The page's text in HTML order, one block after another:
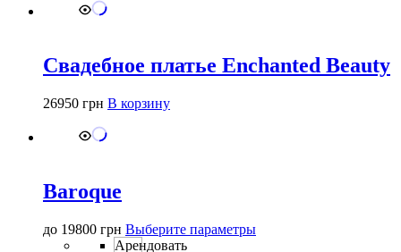
Свадебное платье Enchanted Beauty
26950 грн В корзину
Baroque
до 19800 грн Выберите параметрыЭтот
Арендовать